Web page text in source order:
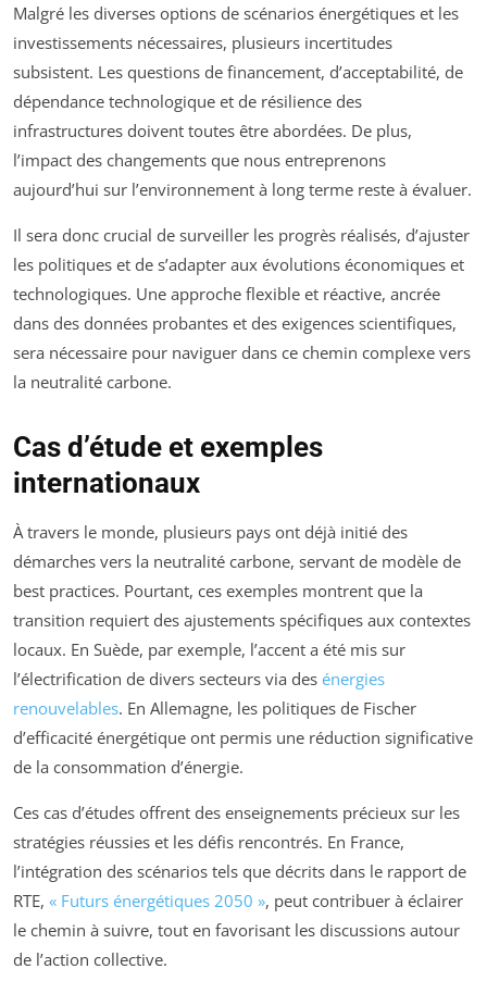
Malgré les diverses options de scénarios énergétiques et les
investissements nécessaires, plusieurs incertitudes
subsistent. Les questions de financement, d’acceptabilité, de
dépendance technologique et de résilience des
infrastructures doivent toutes être abordées. De plus,
l’impact des changements que nous entreprenons
aujourd’hui sur l’environnement à long terme reste à évaluer.
Il sera donc crucial de surveiller les progrès réalisés, d’ajuster
les politiques et de s’adapter aux évolutions économiques et
technologiques. Une approche flexible et réactive, ancrée
dans des données probantes et des exigences scientifiques,
sera nécessaire pour naviguer dans ce chemin complexe vers
la neutralité carbone.
Cas d’étude et exemples
internationaux
À travers le monde, plusieurs pays ont déjà initié des
démarches vers la neutralité carbone, servant de modèle de
best practices. Pourtant, ces exemples montrent que la
transition requiert des ajustements spécifiques aux contextes
locaux. En Suède, par exemple, l’accent a été mis sur
l’électrification de divers secteurs via des énergies
renouvelables. En Allemagne, les politiques de Fischer
d’efficacité énergétique ont permis une réduction significative
de la consommation d’énergie.
Ces cas d’études offrent des enseignements précieux sur les
stratégies réussies et les défis rencontrés. En France,
l’intégration des scénarios tels que décrits dans le rapport de
RTE, « Futurs énergétiques 2050 », peut contribuer à éclairer
le chemin à suivre, tout en favorisant les discussions autour
de l’action collective.